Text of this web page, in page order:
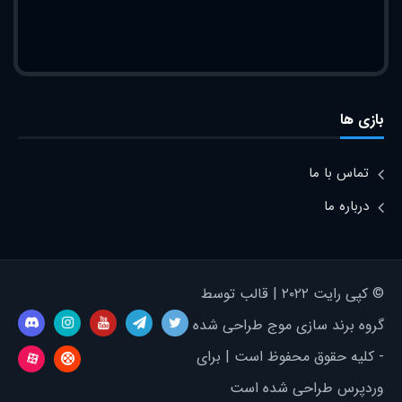
بازی ها
تماس با ما
درباره ما
© کپی رایت ۲۰۲۲ | قالب توسط
گروه برند سازی موج طراحی شده
- کلیه حقوق محفوظ است | برای
وردپرس طراحی شده است